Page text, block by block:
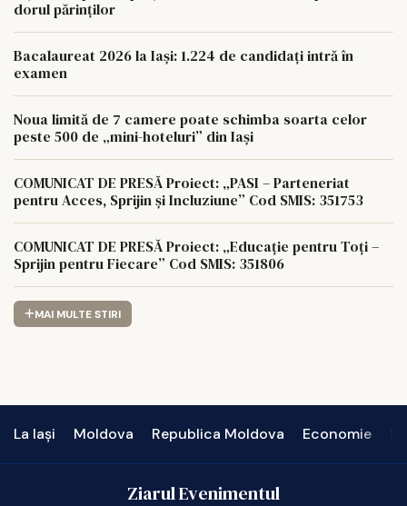
dorul părinților
Bacalaureat 2026 la Iași: 1.224 de candidați intră în
examen
Noua limită de 7 camere poate schimba soarta celor
peste 500 de „mini-hoteluri” din Iași
COMUNICAT DE PRESĂ Proiect: „PASI – Parteneriat
pentru Acces, Sprijin și Incluziune” Cod SMIS: 351753
COMUNICAT DE PRESĂ Proiect: „Educație pentru Toți –
Sprijin pentru Fiecare” Cod SMIS: 351806
MAI MULTE STIRI
La Iași Moldova Republica Moldova Economie
Ziarul Evenimentul